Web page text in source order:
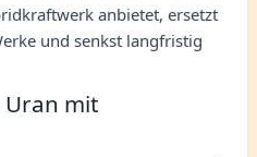
anbietet, ersetzt
und senkst langfristig
mit